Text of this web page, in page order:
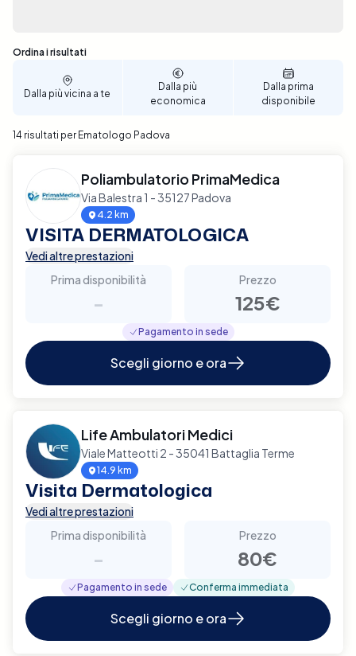
Sono stati trovati 14 risultati
Ordina i risultati
Dalla più vicina a te
Dalla più
economica
Dalla prima
disponibile
14 risultati per Ematologo Padova
Poliambulatorio PrimaMedica
Via Balestra 1 - 35127 Padova
4.2 km
VISITA DERMATOLOGICA
Vedi altre prestazioni
Prima disponibilità
-
Prezzo
125€
Pagamento in sede
Scegli giorno e ora
Life Ambulatori Medici
Viale Matteotti 2 - 35041 Battaglia Terme
14.9 km
Visita Dermatologica
Vedi altre prestazioni
Prima disponibilità
-
Prezzo
80€
Pagamento in sede Conferma immediata
Scegli giorno e ora